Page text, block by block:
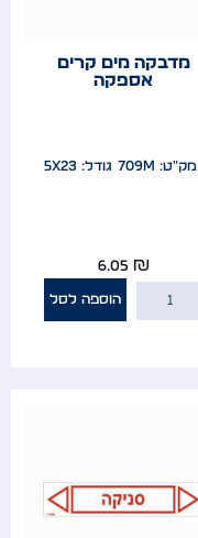
מדבקה מים קרים
אספקה
מק"ט: 709m גודל: 5x23
6.05₪
הוספה לסל